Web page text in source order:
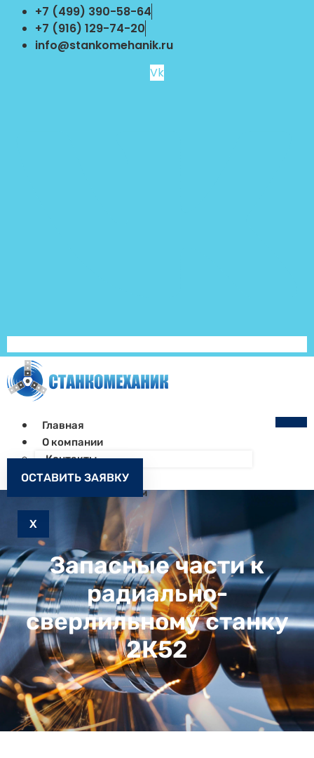
Перейти
содержимому
+7 (499) 390-58-64
+7 (916) 129-74-20
info@stankomehanik.ru
Vk
Главная
О компании
Контакты
Как заказать
Запчасти к станкам
X
ОСТАВИТЬ ЗАЯВКУ
Запасные части к
радиально-
сверлильному станку
2К52